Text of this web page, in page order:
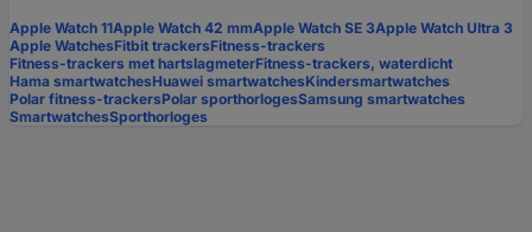
Apple Watch 11Apple Watch 42 mmApple Watch SE 3Apple Watch Ultra 3
Apple WatchesFitbit trackersFitness-trackers
Fitness-trackers met hartslagmeterFitness-trackers, waterdicht
Hama smartwatchesHuawei smartwatchesKindersmartwatches
Polar fitness-trackersPolar sporthorlogesSamsung smartwatches
SmartwatchesSporthorloges